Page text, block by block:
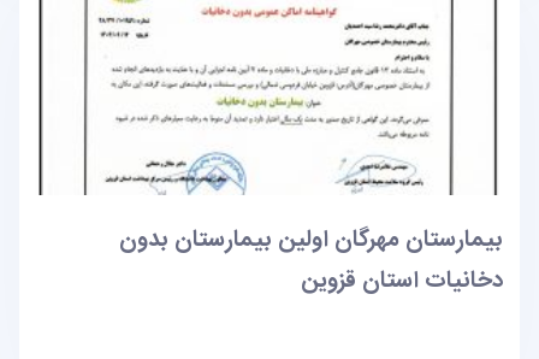
بیمارستان مهرگان اولین بیمارستان بدون
دخانیات استان قزوین